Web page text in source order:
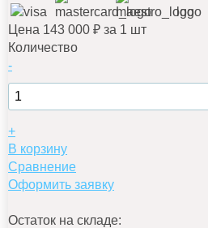
Цена 143 000 ₽ за 1 шт
Количество
-
+
В корзину
Сравнение
Оформить заявку
Остаток на складе: